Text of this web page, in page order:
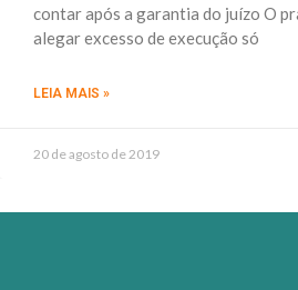
contar após a garantia do juízo ​​​O
alegar excesso de execução só
LEIA MAIS »
20 de agosto de 2019